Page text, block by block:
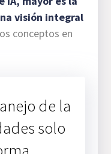
visión integral
conceptos en
de la
solo